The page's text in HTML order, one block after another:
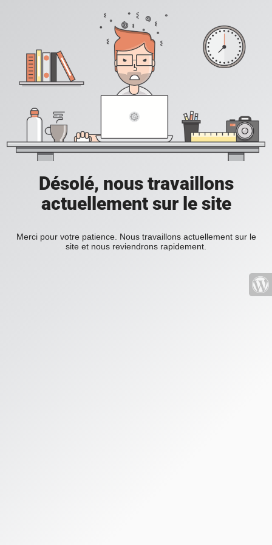
Désolé, nous travaillons
actuellement sur le site
Merci pour votre patience. Nous travaillons actuellement sur le
site et nous reviendrons rapidement.